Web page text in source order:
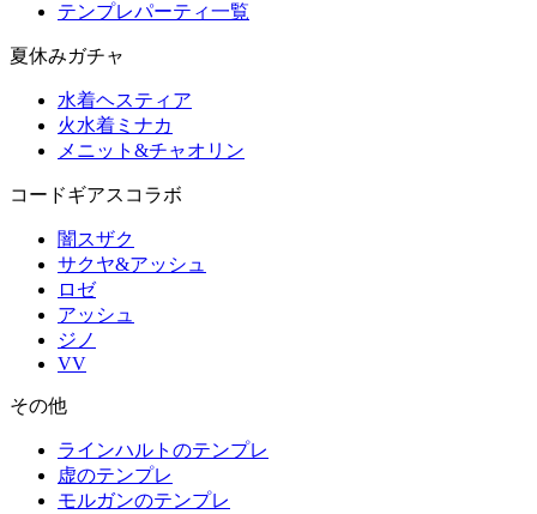
テンプレパーティ一覧
夏休みガチャ
水着ヘスティア
火水着ミナカ
メニット&チャオリン
コードギアスコラボ
闇スザク
サクヤ&アッシュ
ロゼ
アッシュ
ジノ
VV
その他
ラインハルトのテンプレ
虚のテンプレ
モルガンのテンプレ